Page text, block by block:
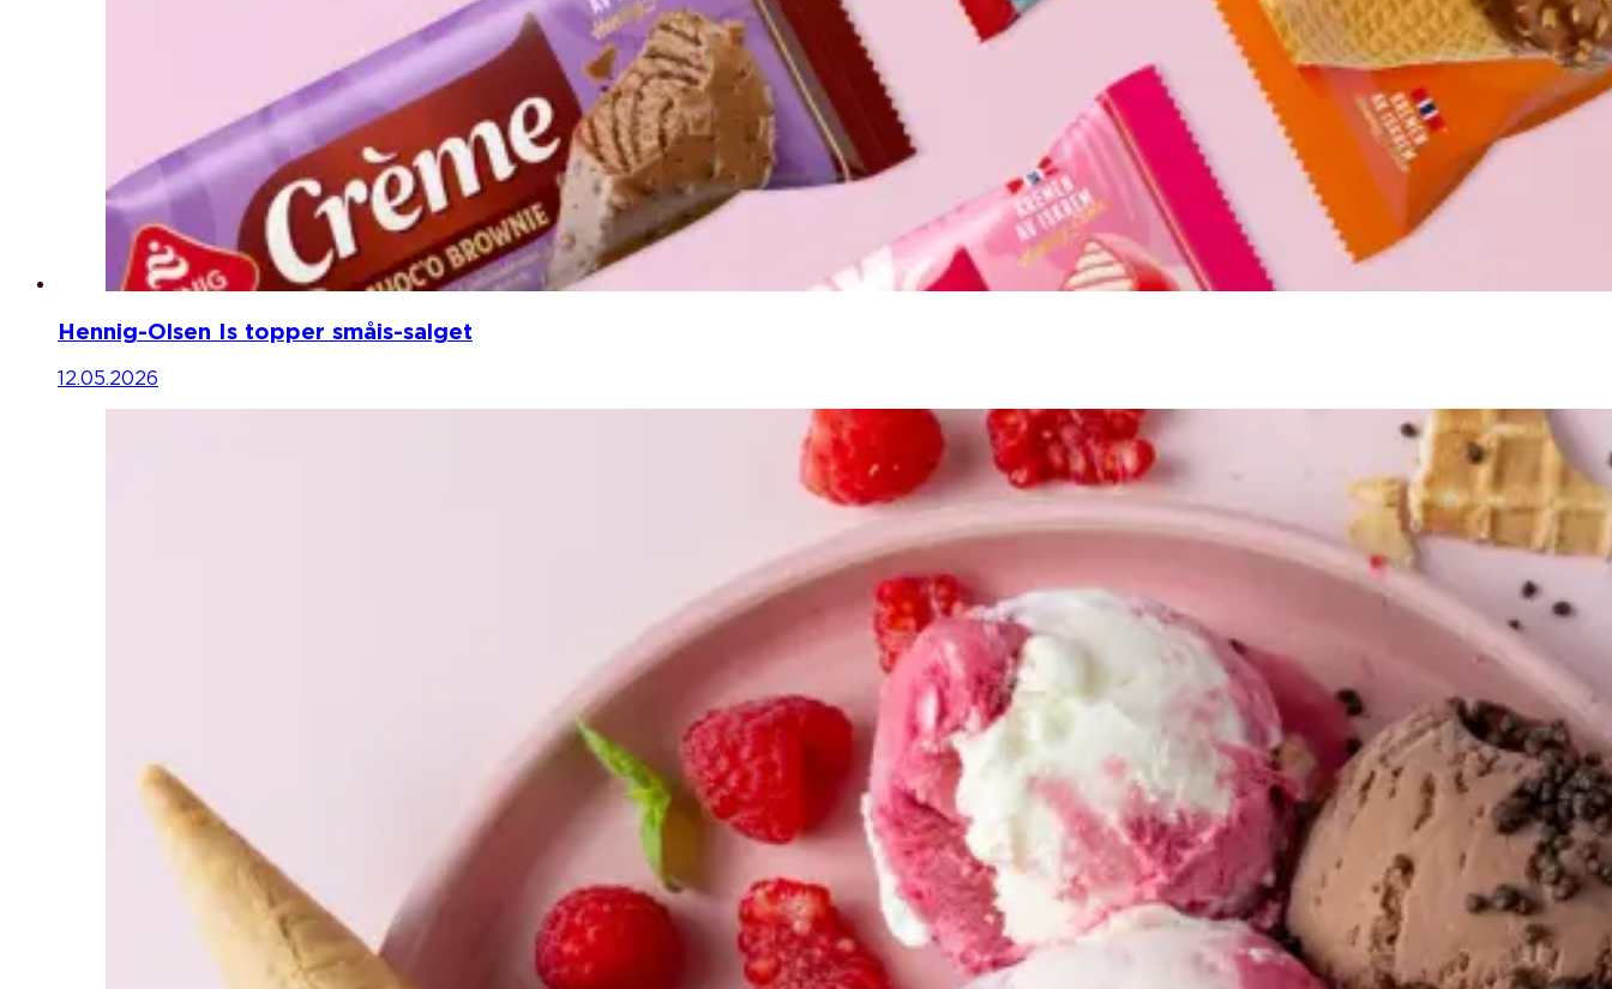
Hennig-Olsen Is topper småis-salget
12.05.2026